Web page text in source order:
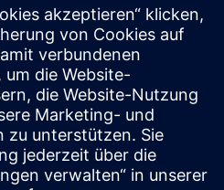
Schulungsangebot und
– entweder vor Ort bei Ihnen,
Nachdem Sie
Ihren Trainingsbedarf
von uns ein Angebot für eine